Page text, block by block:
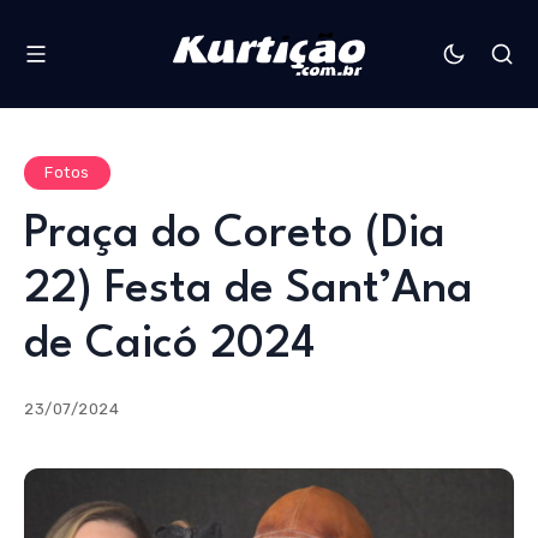
Fotos
Praça do Coreto (Dia
22) Festa de Sant’Ana
de Caicó 2024
23/07/2024